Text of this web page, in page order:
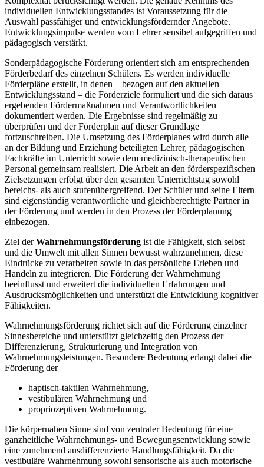
individuellen Entwicklungsstandes ist Voraussetzung für die
Auswahl passfähiger und entwicklungsfördernder Angebote.
Entwicklungsimpulse werden vom Lehrer sensibel aufgegriffen und
pädagogisch verstärkt.
Sonderpädagogische Förderung orientiert sich am entsprechenden
Förderbedarf des einzelnen Schülers. Es werden individuelle
Förderpläne erstellt, in denen – bezogen auf den aktuellen
Entwicklungsstand – die Förderziele formuliert und die sich daraus
ergebenden Fördermaßnahmen und Verantwortlichkeiten
dokumentiert werden. Die Ergebnisse sind regelmäßig zu
überprüfen und der Förderplan auf dieser Grundlage
fortzuschreiben. Die Umsetzung des Förderplanes wird durch alle
an der Bildung und Erziehung beteiligten Lehrer, pädagogischen
Fachkräfte im Unterricht sowie dem medizinisch-therapeutischen
Personal gemeinsam realisiert. Die Arbeit an den förderspezifischen
Zielsetzungen erfolgt über den gesamten Unterrichtstag sowohl
bereichs- als auch stufenübergreifend. Der Schüler und seine Eltern
sind eigenständig verantwortliche und gleichberechtigte Partner in
der Förderung und werden in den Prozess der Förderplanung
einbezogen.
Ziel derWahrnehmungsförderung ist die Fähigkeit, sich selbst
und die Umwelt mit allen Sinnen bewusst wahrzunehmen, diese
Eindrücke zu verarbeiten sowie in das persönliche Erleben und
Handeln zu integrieren. Die Förderung der Wahrnehmung
beeinflusst und erweitert die individuellen Erfahrungen und
Ausdrucksmöglichkeiten und unterstützt die Entwicklung kognitiver
Fähigkeiten.
Wahrnehmungsförderung richtet sich auf die Förderung einzelner
Sinnesbereiche und unterstützt gleichzeitig den Prozess der
Differenzierung, Strukturierung und Integration von
Wahrnehmungsleistungen. Besondere Bedeutung erlangt dabei die
Förderung der
haptisch-taktilen Wahrnehmung,
vestibulären Wahrnehmung und
propriozeptiven Wahrnehmung.
Die körpernahen Sinne sind von zentraler Bedeutung für eine
ganzheitliche Wahrnehmungs- und Bewegungsentwicklung sowie
eine zunehmend ausdifferenzierte Handlungsfähigkeit. Da die
vestibuläre Wahrnehmung sowohl sensorische als auch motorische